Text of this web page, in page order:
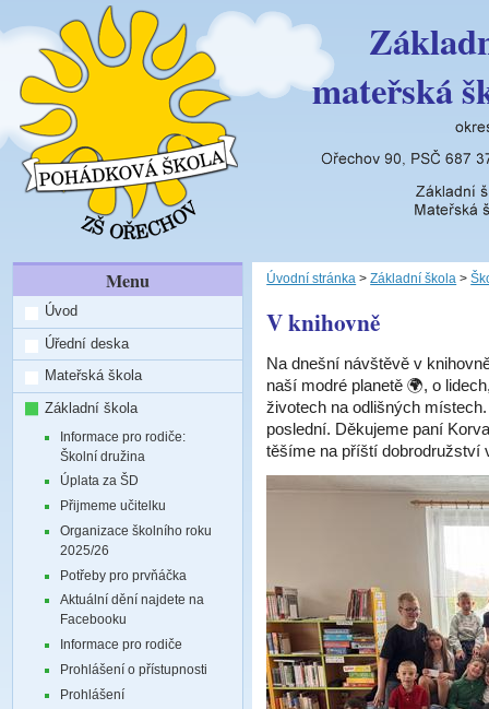
mateřská
Menu
Úvod
Úřední deska
Mateřská škola
Základní škola
Informace pro rodiče:
Školní družina
Úplata za ŠD
Přijmeme učitelku
Organizace školního roku
2025/26
Potřeby pro prvňáčka
Aktuální dění najdete na
Facebooku
Informace pro rodiče
Prohlášení o přístupnosti
Prohlášení
Úvodní stránka >Základní škola >
V knihovně
Na dnešní návštěvě v
naší modré planetě 🌍, o
životech na odlišných
poslední. Děkujeme paní
těšíme na příští dobrodružství